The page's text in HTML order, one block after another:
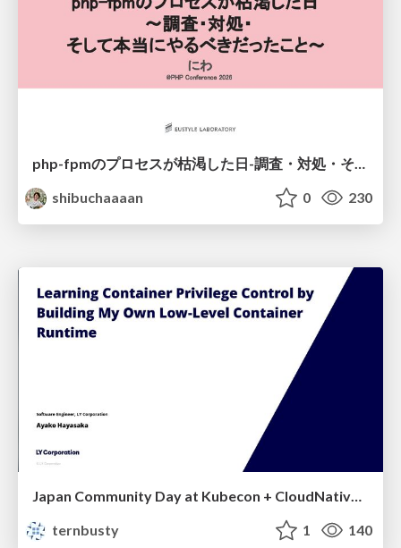
shibuchaaaan
0 230
Japan Community Day at Kubecon + CloudNativeCon Japan 2026: Learning Container Privilege Control by Building My Own Low-Level Container Runtime
ternbusty
1 140